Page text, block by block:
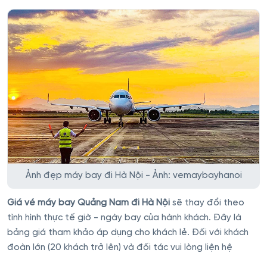
Ảnh đẹp máy bay đi Hà Nội - Ảnh: vemaybayhanoi
Giá vé máy bay Quảng Nam đi Hà Nội sẽ thay đổi theo
tình hình thực tế giờ - ngày bay của hành khách. Đây là
bảng giá tham khảo áp dụng cho khách lẻ. Đối với khách
đoàn lớn (20 khách trở lên) và đối tác vui lòng liện hệ